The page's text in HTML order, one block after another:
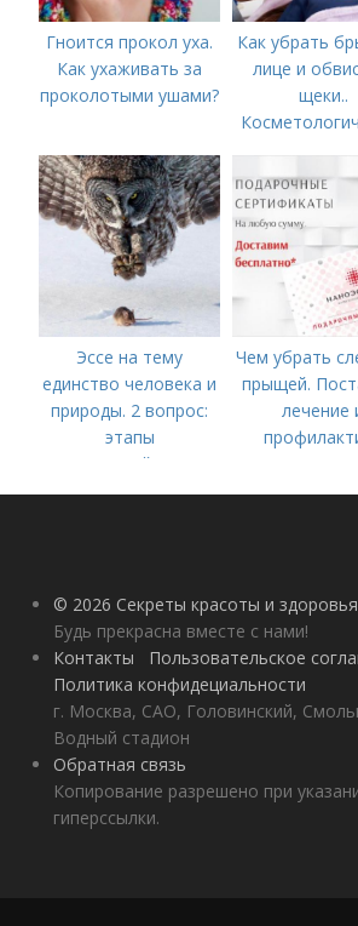
Гноится прокол уха.
Как ухаживать за
проколотыми ушами?
Как убрать
лице и
щеки..
Эссе на тему
единство человека и
природы. 2 вопрос:
этапы
взаимодействия
природного и
Чем убрать
прыщей.
лечение
© 2026 Секреты красоты и здоровья
Будь прекрасна вместе с нами!
Контакты
Пользовательское
Политика конфидециальности
г. Москва, САО, Головинский,
Водный стадион
Обратная связь
Копирование разрешено при
гиперссылки.